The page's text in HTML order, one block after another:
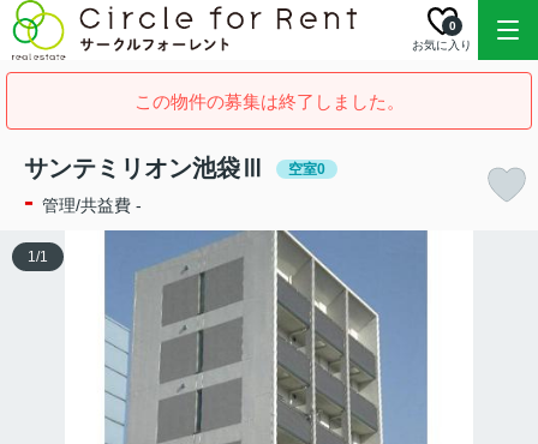
お気に入り
0
この物件の募集は終了しました。
サンテミリオン池袋Ⅲ 空室0
- 管理/共益費 -
1/1